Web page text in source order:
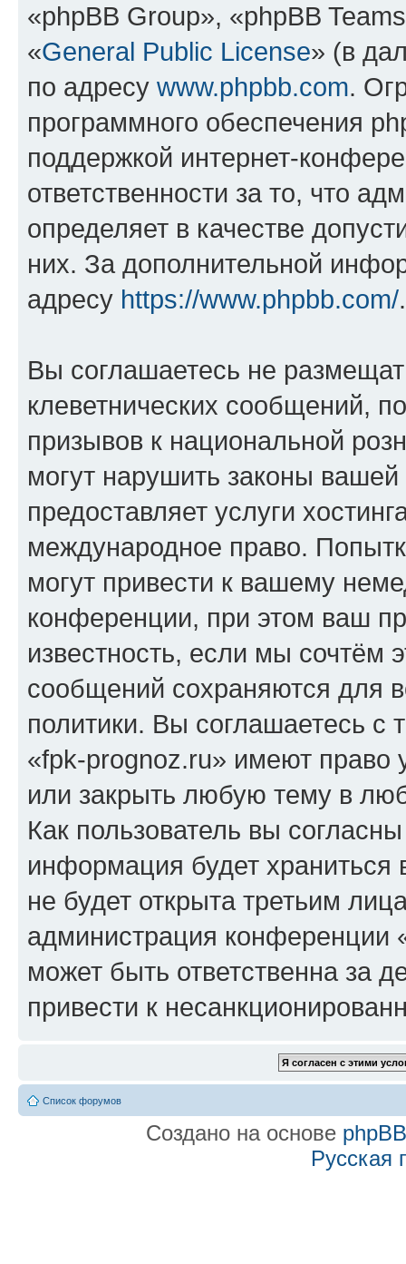
«phpBB Group», «phpBB
«General Public License» (в
по адресу www.phpbb.com.
программного обеспечения
поддержкой интернет-
ответственности за то, что
определяет в качестве
них. За дополнительной
адресу https://www.phpbb.com/.
Вы соглашаетесь не
клеветнических сообщений,
призывов к национальной
могут нарушить законы
предоставляет услуги
международное право.
могут привести к вашему
конференции, при этом ваш
известность, если мы сочтём
сообщений сохраняются для
политики. Вы соглашаетесь
«fpk-prognoz.ru» имеют право
или закрыть любую тему в
Как пользователь вы
информация будет
не будет открыта третьим
администрация конференции
может быть ответственна за
привести к
Список форумов
Создано на основе phpBB
Русская